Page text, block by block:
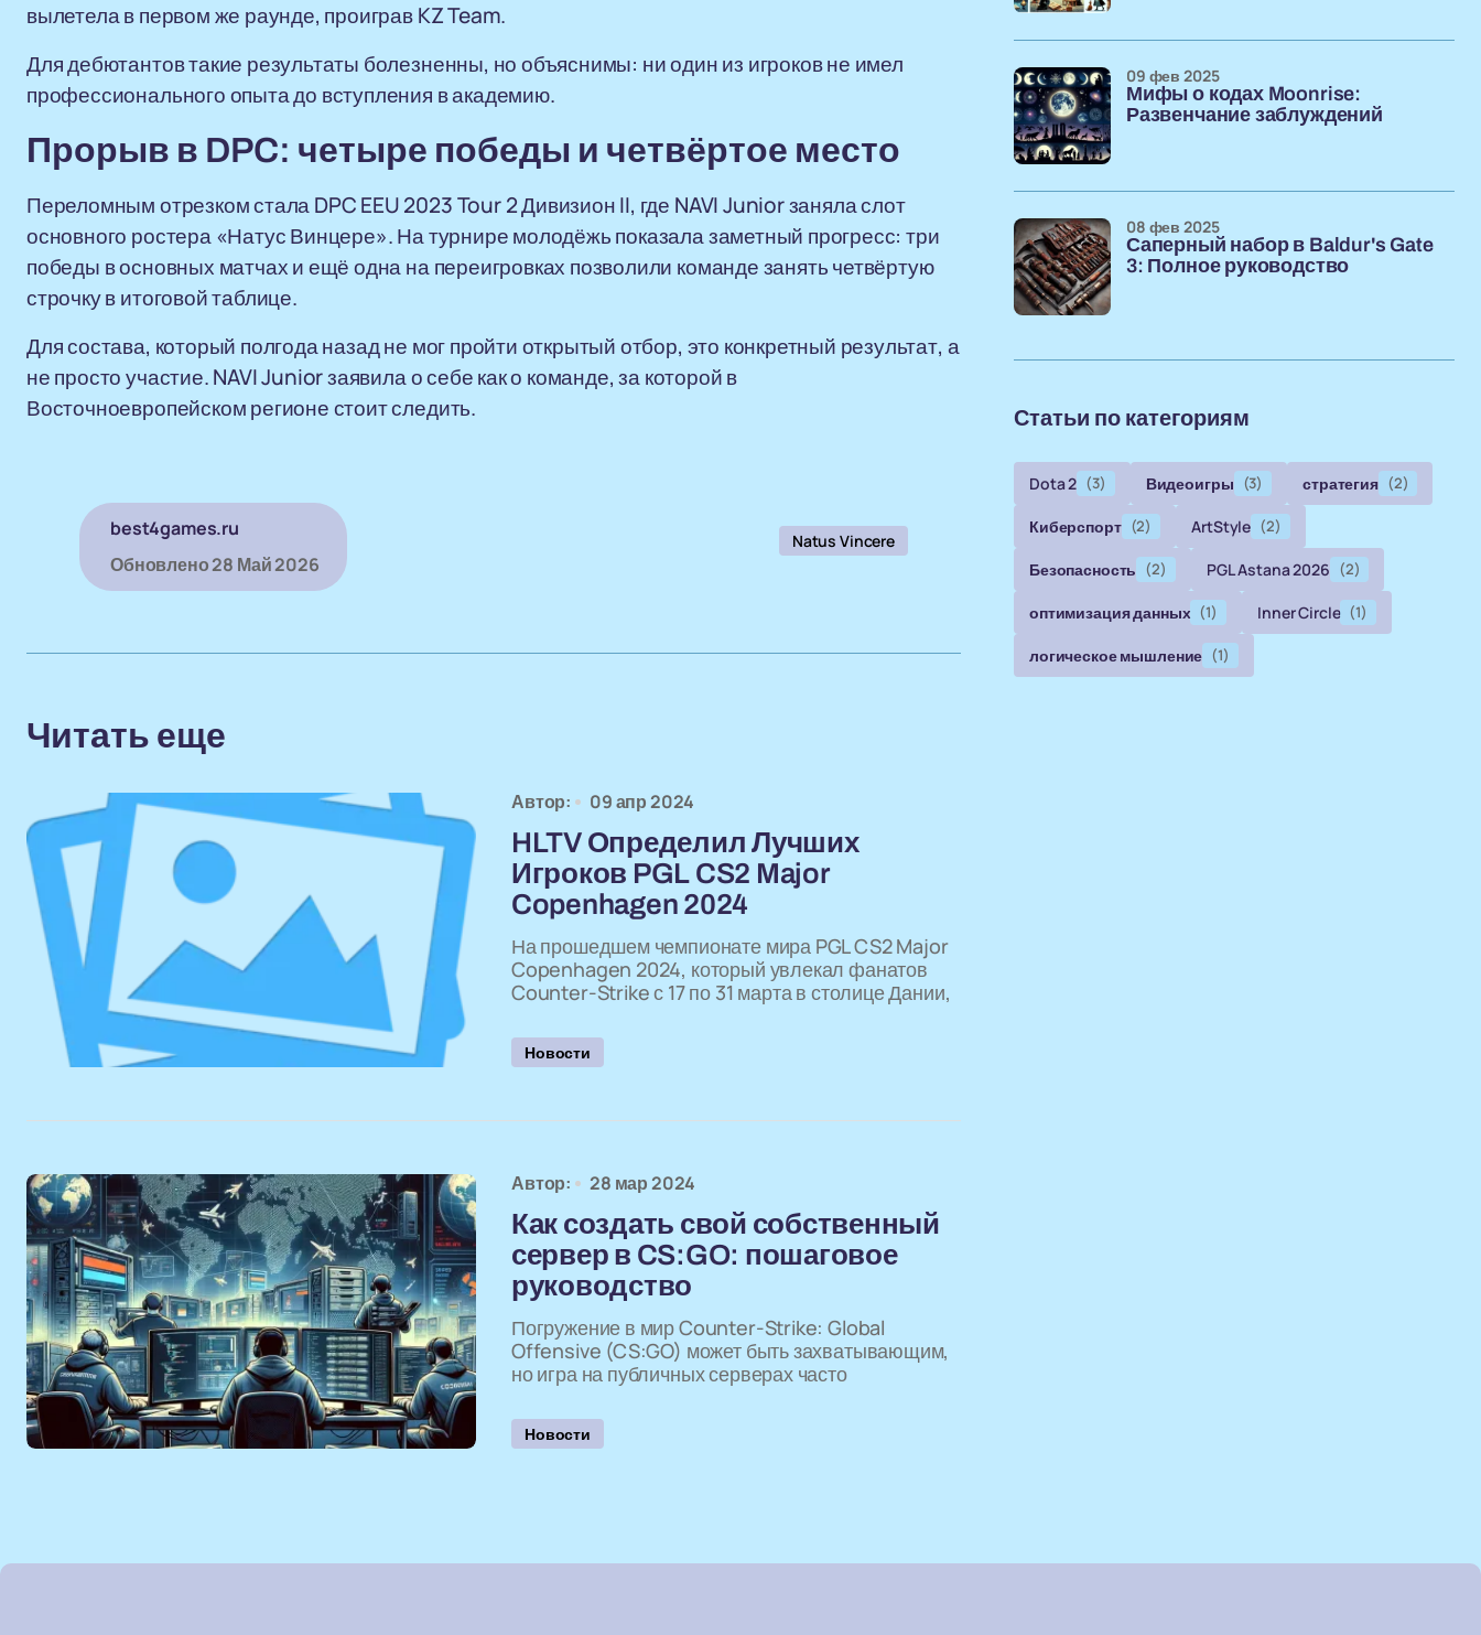
вылетела в первом же раунде, проиграв KZ Team.
Для дебютантов такие результаты болезненны, но объяснимы: ни один из игроков не имел
профессионального опыта до вступления в академию.
Прорыв в DPC: четыре победы и четвёртое место
Переломным отрезком стала DPC EEU 2023 Tour 2 Дивизион II, где NAVI Junior заняла слот
основного ростера «Натус Винцере». На турнире молодёжь показала заметный прогресс: три
победы в основных матчах и ещё одна на переигровках позволили команде занять четвёртую
строчку в итоговой таблице.
Для состава, который полгода назад не мог пройти открытый отбор, это конкретный результат, а
не просто участие. NAVI Junior заявила о себе как о команде, за которой в
Восточноевропейском регионе стоит следить.
best4games.ru
Обновлено28 Май 2026
Natus Vincere
Читать еще
Автор: 09 апр 2024
HLTV Определил Лучших
Игроков PGL CS2 Major
Copenhagen 2024
На прошедшем чемпионате мира PGL CS2 Major
Copenhagen 2024, который увлекал фанатов
Counter-Strike с 17 по 31 марта в столице Дании,
Новости
Автор: 28 мар 2024
Как создать свой собственный
сервер в CS:GO: пошаговое
руководство
Погружение в мир Counter-Strike: Global
Offensive (CS:GO) может быть захватывающим,
но игра на публичных серверах часто
Новости
Мифы о кодах Moonrise:
Развенчание заблуждений
09 фев 2025
Саперный набор в Baldur's Gate
3: Полное руководство
08 фев 2025
Статьи по категориям
Dota 2 (3) Видеоигры (3) стратегия (2)
Киберспорт (2) ArtStyle (2)
Безопасность (2) PGL Astana 2026 (2)
оптимизация данных (1) Inner Circle (1)
логическое мышление (1)